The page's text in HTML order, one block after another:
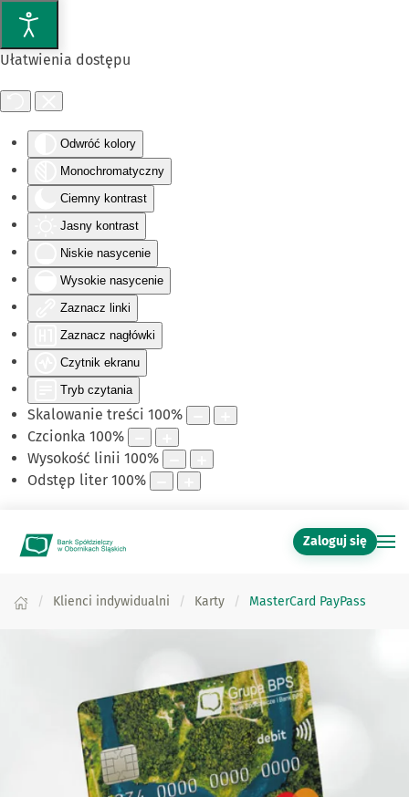
Ułatwienia dostępu
Odwróć kolory
Monochromatyczny
Ciemny kontrast
Jasny kontrast
Niskie nasycenie
Wysokie nasycenie
Zaznacz linki
Zaznacz nagłówki
Czytnik ekranu
Tryb czytania
Skalowanie treści 100%
Czcionka 100%
Wysokość linii 100%
Odstęp liter 100%
Przejdź do głównej treści
Zaloguj się
Klienci indywidualni Karty MasterCard PayPass